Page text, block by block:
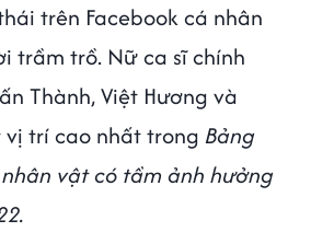
trên Facebook cá nhân
trầm trồ. Nữ ca sĩ chính
Thành, Việt Hương và
trí cao nhất trong Bảng
vật có tầm ảnh hưởng